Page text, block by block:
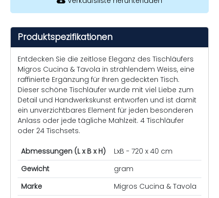
Produktspezifikationen
Entdecken Sie die zeitlose Eleganz des Tischläufers
Migros Cucina & Tavola in strahlendem Weiss, eine
raffinierte Ergänzung für Ihren gedeckten Tisch.
Dieser schöne Tischläufer wurde mit viel Liebe zum
Detail und Handwerkskunst entworfen und ist damit
ein unverzichtbares Element für jeden besonderen
Anlass oder jede tägliche Mahlzeit. 4 Tischläufer
oder 24 Tischsets.
Abmessungen (L x B x H)
LxB - 720 x 40 cm
Gewicht
gram
Marke
Migros Cucina & Tavola